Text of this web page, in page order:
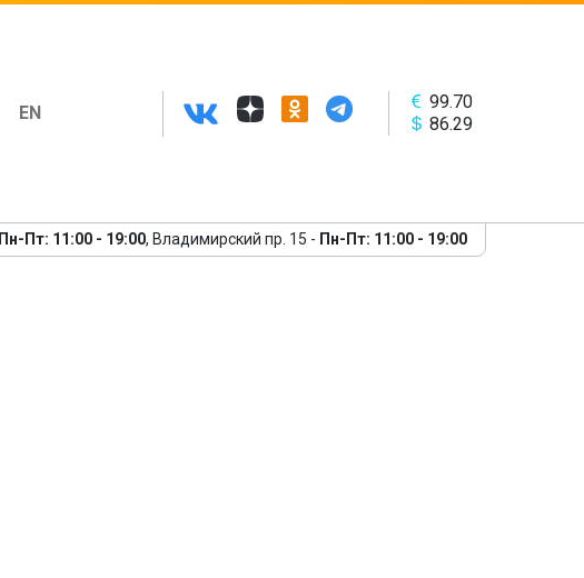
EN
99.70
86.29
Пн-Пт: 11:00 - 19:00, Владимирский пр. 15 - Пн-Пт: 11:00 - 19:00